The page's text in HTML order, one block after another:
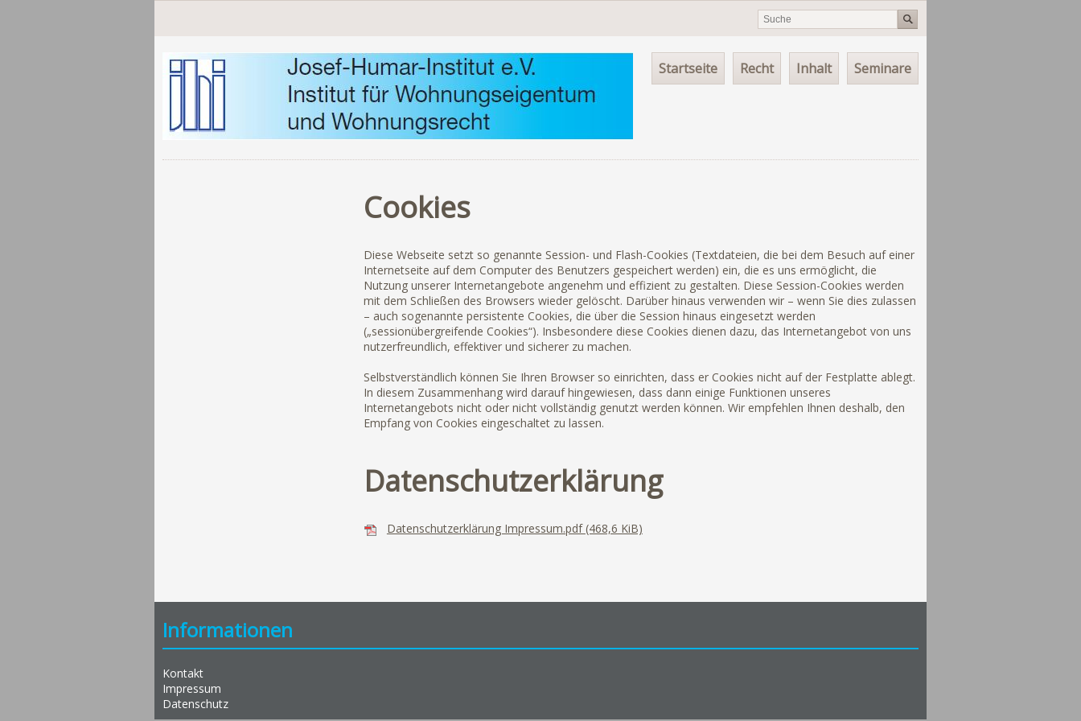
Navigation
überspringen
Startseite Recht Inhalt Seminare
Cookies
Diese Webseite setzt so genannte Session- und Flash-Cookies (Textdateien, die bei dem Besuch auf einer
Internetseite auf dem Computer des Benutzers gespeichert werden) ein, die es uns ermöglicht, die
Nutzung unserer Internetangebote angenehm und effizient zu gestalten. Diese Session-Cookies werden
mit dem Schließen des Browsers wieder gelöscht. Darüber hinaus verwenden wir – wenn Sie dies zulassen
– auch sogenannte persistente Cookies, die über die Session hinaus eingesetzt werden
(„sessionübergreifende Cookies“). Insbesondere diese Cookies dienen dazu, das Internetangebot von uns
nutzerfreundlich, effektiver und sicherer zu machen.
Selbstverständlich können Sie Ihren Browser so einrichten, dass er Cookies nicht auf der Festplatte ablegt.
In diesem Zusammenhang wird darauf hingewiesen, dass dann einige Funktionen unseres
Internetangebots nicht oder nicht vollständig genutzt werden können. Wir empfehlen Ihnen deshalb, den
Empfang von Cookies eingeschaltet zu lassen.
Datenschutzerklärung
Datenschutzerklärung Impressum.pdf(468,6 KiB)
Informationen
Kontakt
Impressum
Datenschutz